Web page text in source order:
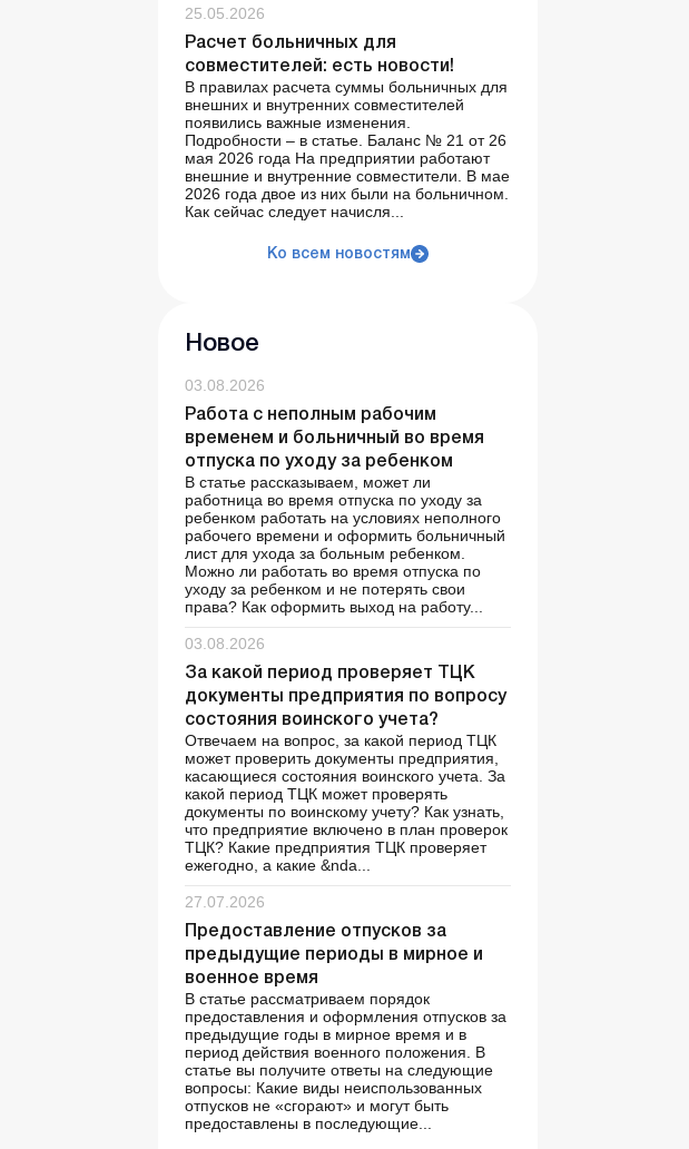
25.05.2026
Расчет больничных для
совместителей: есть новости!
В правилах расчета суммы больничных для
внешних и внутренних совместителей
появились важные изменения.
Подробности – в статье. Баланс № 21 от 26
мая 2026 года На предприятии работают
внешние и внутренние совместители. В мае
2026 года двое из них были на больничном.
Как сейчас следует начисля...
Ко всем новостям
Новое
03.08.2026
Работа с неполным рабочим
временем и больничный во время
отпуска по уходу за ребенком
В статье рассказываем, может ли
работница во время отпуска по уходу за
ребенком работать на условиях неполного
рабочего времени и оформить больничный
лист для ухода за больным ребенком.
Можно ли работать во время отпуска по
уходу за ребенком и не потерять свои
права? Как оформить выход на работу...
03.08.2026
За какой период проверяет ТЦК
документы предприятия по вопросу
состояния воинского учета?
Отвечаем на вопрос, за какой период ТЦК
может проверить документы предприятия,
касающиеся состояния воинского учета. За
какой период ТЦК может проверять
документы по воинскому учету? Как узнать,
что предприятие включено в план проверок
ТЦК? Какие предприятия ТЦК проверяет
ежегодно, а какие &nda...
27.07.2026
Предоставление отпусков за
предыдущие периоды в мирное и
военное время
В статье рассматриваем порядок
предоставления и оформления отпусков за
предыдущие годы в мирное время и в
период действия военного положения. В
статье вы получите ответы на следующие
вопросы: Какие виды неиспользованных
отпусков не «сгорают» и могут быть
предоставлены в последующие...